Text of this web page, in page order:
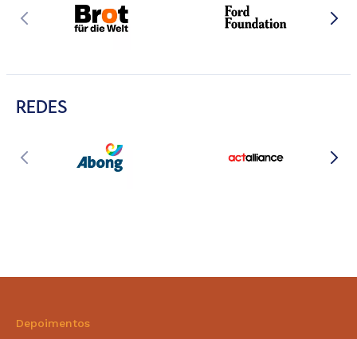
REDES
Depoimentos